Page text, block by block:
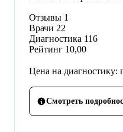
Отзывы 1
Врачи 22
Диагностика 116
Рейтинг 10,00
Цена на диагностику:
Смотреть